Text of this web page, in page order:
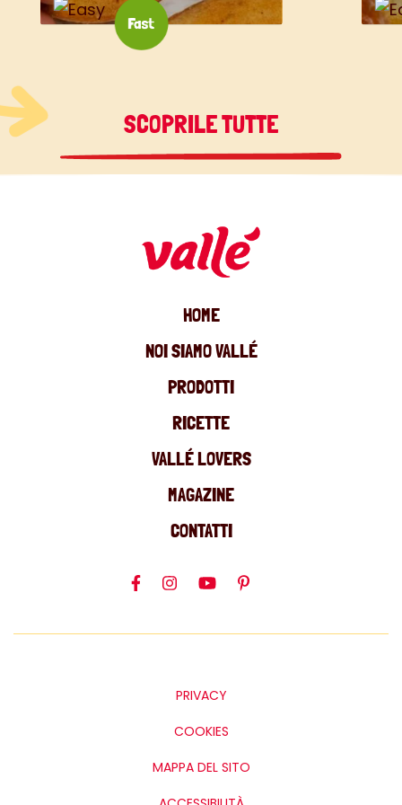
SCOPRILE TUTTE
HOME
NOI SIAMO VALLÉ
PRODOTTI
RICETTE
VALLÉ LOVERS
MAGAZINE
CONTATTI
PRIVACY
COOKIES
MAPPA DEL SITO